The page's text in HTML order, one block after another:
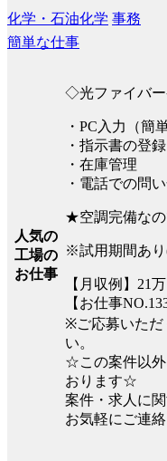
化学・石油化学 事務
簡単な仕事
人気の
工場の
お仕事
◇光ファイバ
・PC入力（簡
・指示書の登
・在庫管理
・電話での問
★空調完備な
※試用期間あり
【月収例】21
【お仕事
※ご応募いただ
い。
☆この案件以外
おります☆
案件・求人に
お気軽にご連絡